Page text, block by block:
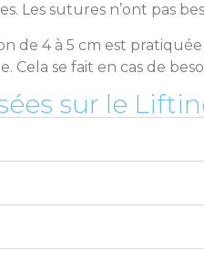
Les sutures n’ont pas
de 4 à 5 cm est
Cela se fait en cas de
sur le